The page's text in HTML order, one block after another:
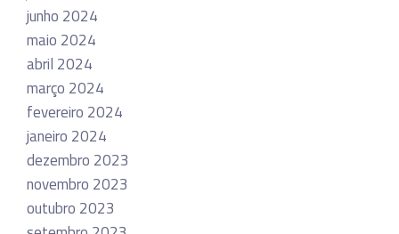
junho 2024
maio 2024
abril 2024
março 2024
fevereiro 2024
janeiro 2024
dezembro 2023
novembro 2023
outubro 2023